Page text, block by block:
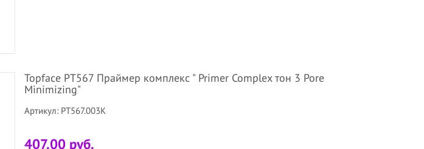
Topface PT567 Праймер комплекс " Primer Complex тон 3 Pore
Minimizing"
Артикул: PT567.003K
407.00 руб.